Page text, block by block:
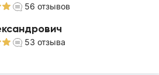
56 отзывов
53 отзыва